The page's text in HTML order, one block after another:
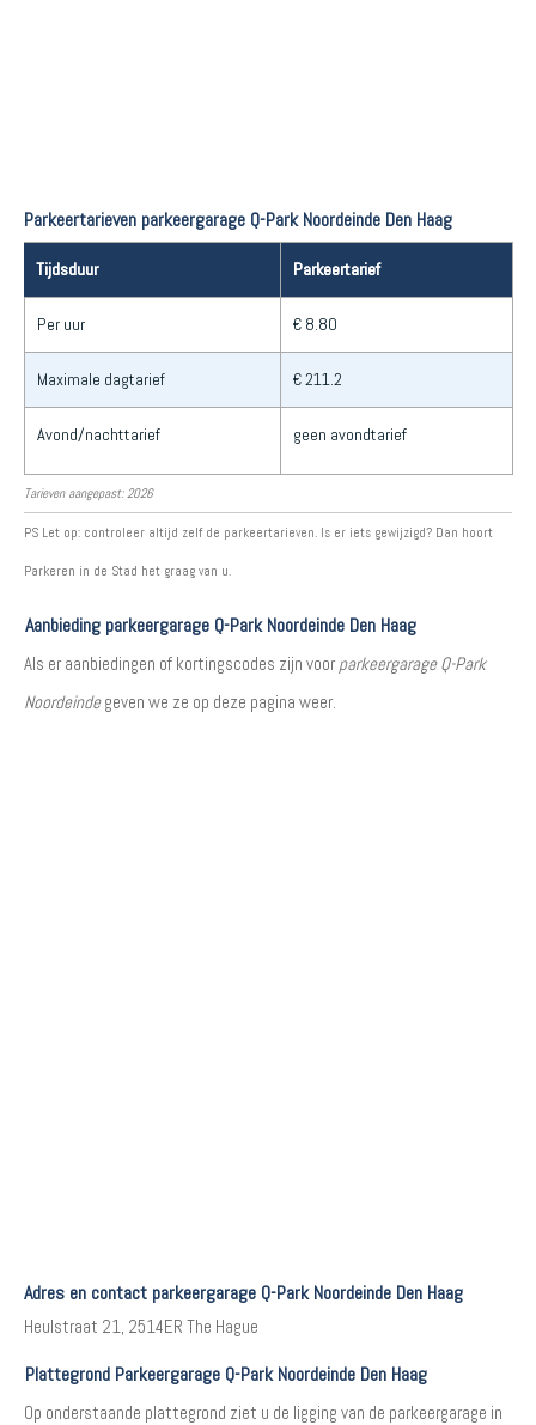
Parkeertarieven parkeergarage Q-Park Noordeinde Den Haag
Tijdsduur Parkeertarief
Per uur € 8.80
Maximale dagtarief € 211.2
Avond/nachttarief geen avondtarief
Tarieven aangepast: 2026
PS Let op: controleer altijd zelf de parkeertarieven. Is er iets gewijzigd? Dan hoort
Parkeren in de Stad het graag van u.
Aanbieding parkeergarage Q-Park Noordeinde Den Haag
Als er aanbiedingen of kortingscodes zijn voor parkeergarage Q-Park
Noordeindegeven we ze op deze pagina weer.
Adres en contact parkeergarage Q-Park Noordeinde Den Haag
Heulstraat 21, 2514ER The Hague
Plattegrond Parkeergarage Q-Park Noordeinde Den Haag
Op onderstaande plattegrond ziet u de ligging van de parkeergarage in